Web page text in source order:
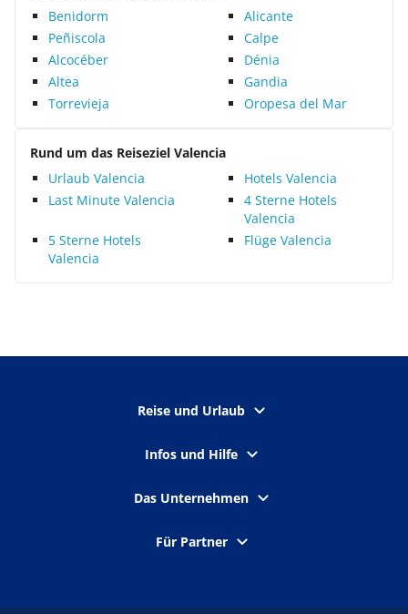
Benidorm
Alicante
Peñiscola
Calpe
Alcocéber
Dénia
Altea
Gandia
Torrevieja
Oropesa del Mar
Rund um das Reiseziel Valencia
Urlaub Valencia
Hotels Valencia
Last Minute Valencia
4 Sterne Hotels
Valencia
5 Sterne Hotels
Valencia
Flüge Valencia
Reise und Urlaub
Infos und Hilfe
Das Unternehmen
Für Partner